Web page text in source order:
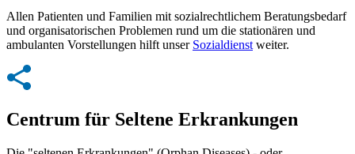
Allen Patienten und Familien mit sozialrechtlichem Beratungsbedarf
und organisatorischen Problemen rund um die stationären und
ambulanten Vorstellungen hilft unser Sozialdienst weiter.
Centrum für Seltene Erkrankungen